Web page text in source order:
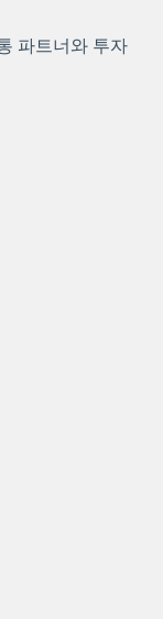
파트너와 투자